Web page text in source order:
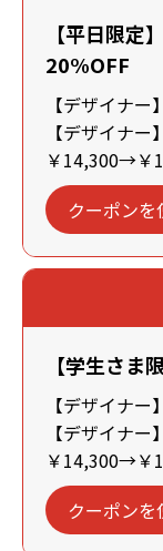
【平日限定
20%OFF
【デザイナ
【デザイナ
￥14,300→￥
クーポンを
【学生さま
【デザイナ
【デザイナ
￥14,300→￥
クーポンを